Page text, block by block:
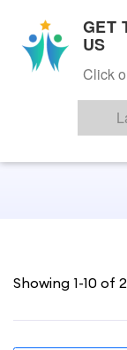
Back
Showing 1-10 of
GET
US
Click